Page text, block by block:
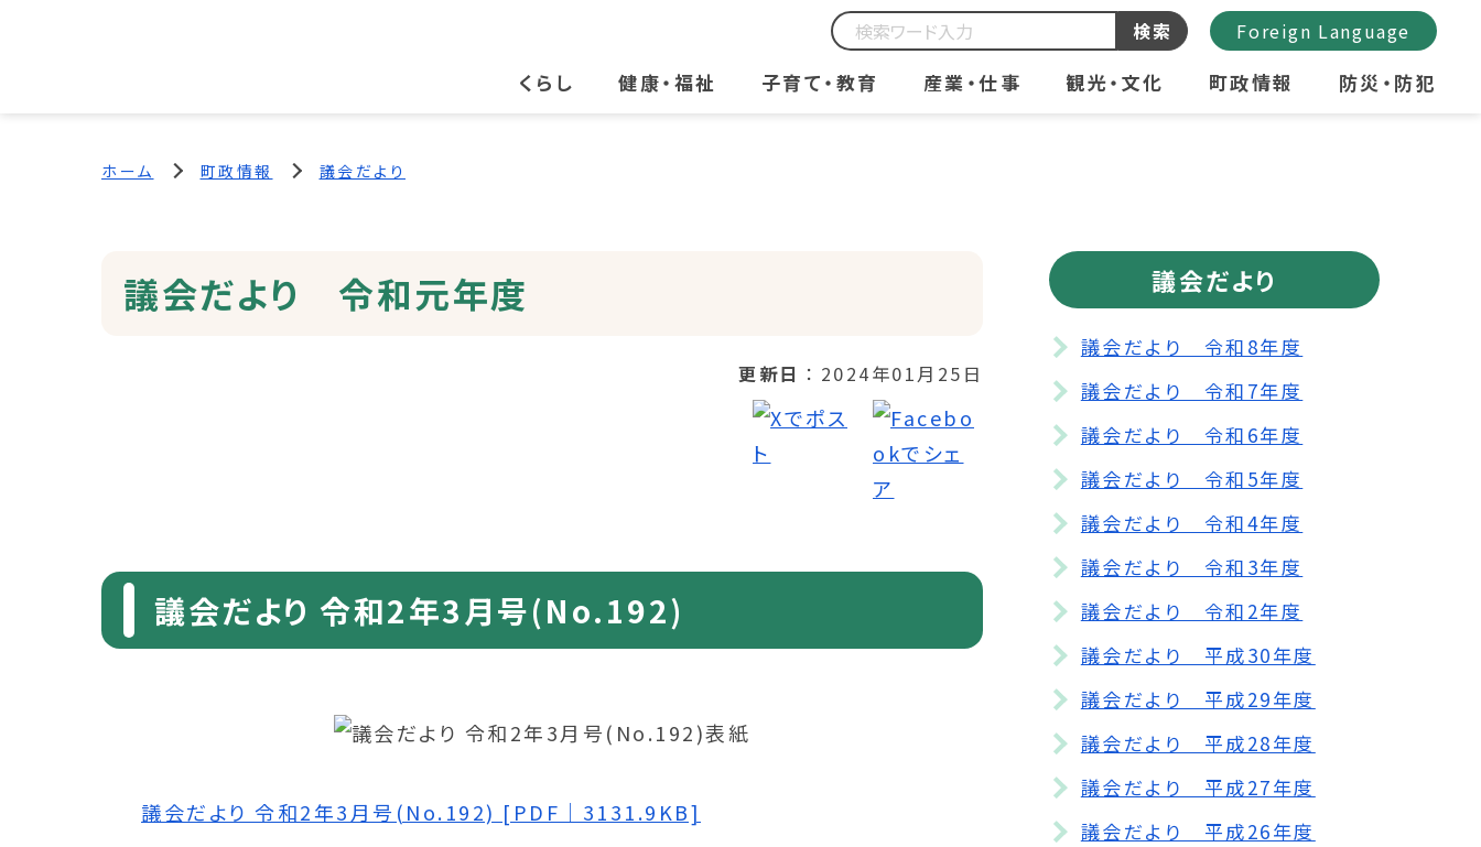
くらし 健康・福祉 子育て・教育 産業・仕事 観光・文化 町政情報 防災・防犯
検索 Foreign Language
ホーム 町政情報 議会だより
議会だより 令和元年度
更新日 2024年01月25日
議会だより 令和2年3月号(No.192)
議会だより 令和2年3月号(No.192) [PDF｜3131.9KB]
議会だより
議会だより 令和8年度
議会だより 令和7年度
議会だより 令和6年度
議会だより 令和5年度
議会だより 令和4年度
議会だより 令和3年度
議会だより 令和2年度
議会だより 平成30年度
議会だより 平成29年度
議会だより 平成28年度
議会だより 平成27年度
議会だより 平成26年度